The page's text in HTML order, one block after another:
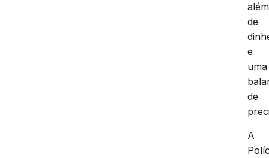
além
de
e
uma
de
A